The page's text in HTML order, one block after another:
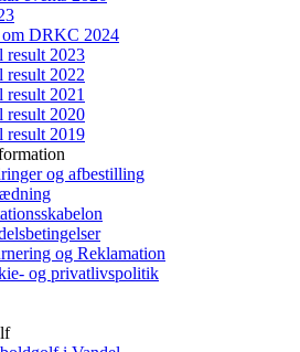
DRKC 2024
result 2023
result 2022
result 2021
result 2020
result 2019
og afbestilling
og Reklamation
og privatlivspolitik